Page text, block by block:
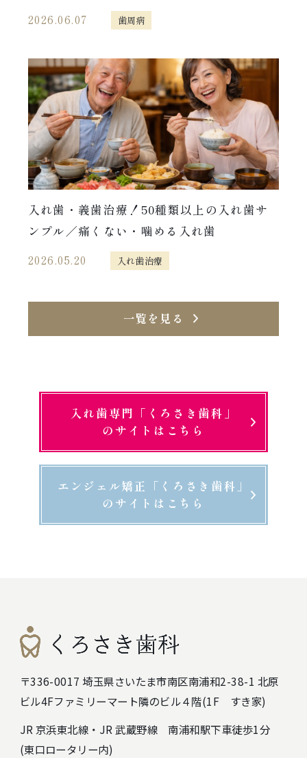
2026.06.07 歯周病
入れ歯・義歯治療！50種類以上の入れ歯サ
ンプル／痛くない・噛める入れ歯
2026.05.20 入れ歯治療
一覧を見る
入れ歯専門「くろさき歯科」
のサイトはこちら
エンジェル矯正「くろさき歯科」
のサイトはこちら
〒336-0017 埼玉県さいたま市南区南浦和2-38-1 北原
ビル4Fファミリーマート隣のビル４階(1F すき家)
JR 京浜東北線・JR 武蔵野線 南浦和駅下車徒歩1分
(東口ロータリー内)